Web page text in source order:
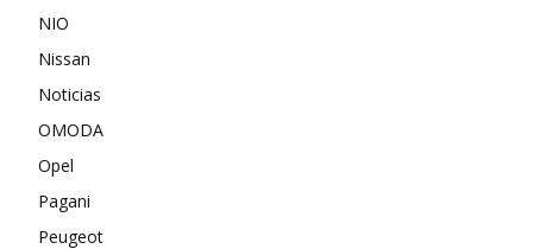
NIO
Nissan
Noticias
OMODA
Opel
Pagani
Peugeot